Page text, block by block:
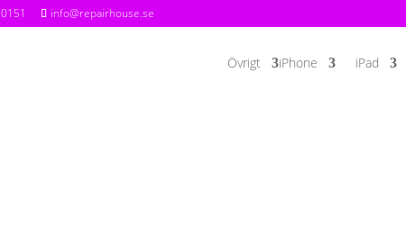
info@repairhouse.se
iPhone iPad
Övrigt